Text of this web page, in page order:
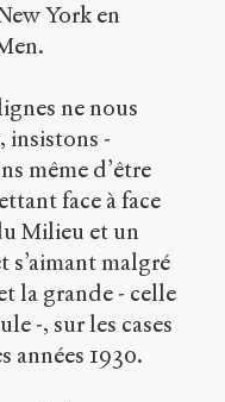
York en
ne nous
insistons -
même d’être
face à face
Milieu et un
s’aimant malgré
la grande - celle
-, sur les cases
années 1930.